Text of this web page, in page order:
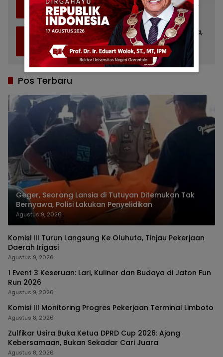
4
Baiturrahman Limboto, Kirim Doa untuk
Almarhum Rachmat Gobel
Juli 14, 2026 1140
Bupati Gorontalo Ziarah ke TMP Kalibata,
Ingat Sosok Rachmat Gobel
Juli 11, 2026 856
Pos Terbaru
Geger, Seorang Lansia di Tutuyan Ditemukan Tak
Bernyawa, Polisi Lakukan Penyelidikan
Agustus 9, 2026
Komisi III Turun Langsung Ke Oluhuta, Tinjau Pekerjaan
Daerah Irigasi
Agustus 9, 2026
1 Event 3 Keseruan: Lari, Kuliner dan Budaya di Jaton Fun
Run 2026
Agustus 9, 2026
Komisi III Monitoring Progres Pekerjaan Terminal Limboto
Agustus 8, 2026
Zulfikar Usira Buka Ketua DPRD Cup 2026: Ajang
Kebersamaan, Bukan Sekadar Cari Juara
Agustus 8, 2026